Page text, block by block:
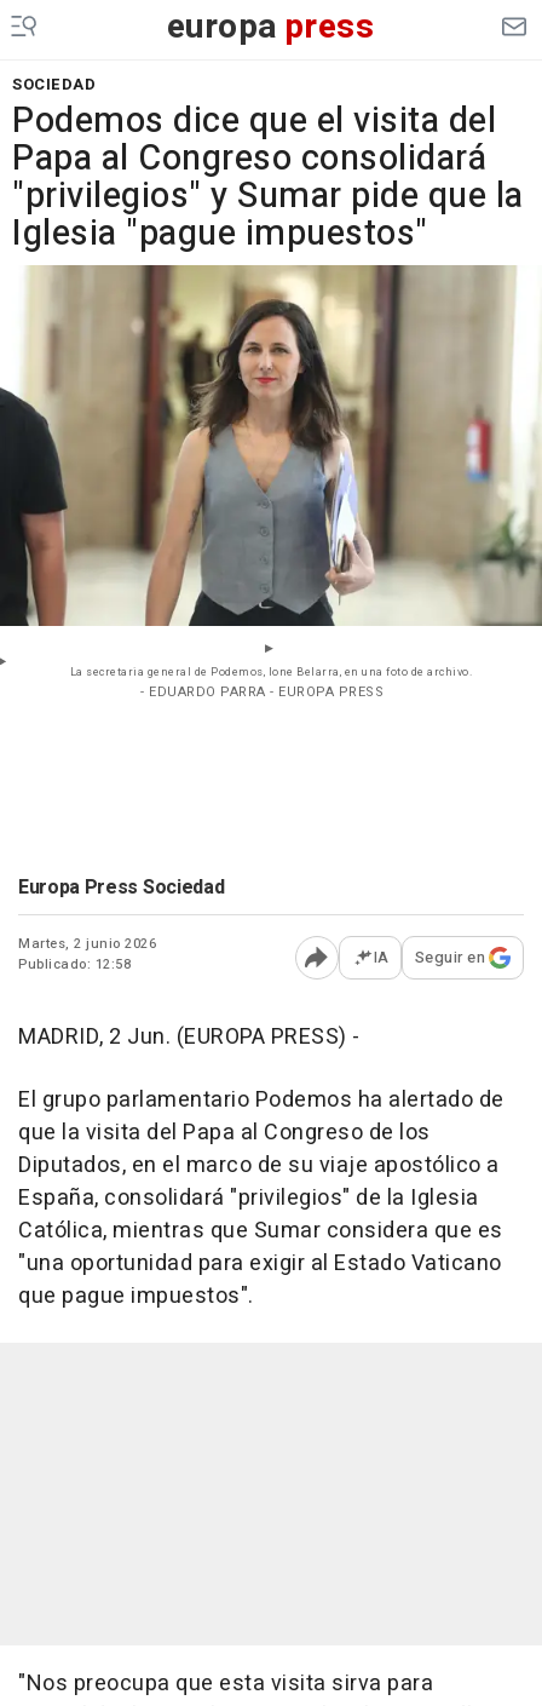
europa press
SOCIEDAD
Podemos dice que el visita del
Papa al Congreso consolidará
"privilegios" y Sumar pide que la
Iglesia "pague impuestos"
La secretaria general de Podemos, Ione Belarra, en una foto de archivo.
- EDUARDO PARRA - EUROPA PRESS
Europa Press Sociedad
Martes, 2 junio 2026
Publicado: 12:58
Abrir opciones para
IA Seguir en
MADRID, 2 Jun. (EUROPA PRESS) -
El grupo parlamentario Podemos ha alertado de
que la visita del Papa al Congreso de los
Diputados, en el marco de su viaje apostólico a
España, consolidará "privilegios" de la Iglesia
Católica, mientras que Sumar considera que es
"una oportunidad para exigir al Estado Vaticano
que pague impuestos".
"Nos preocupa que esta visita sirva para